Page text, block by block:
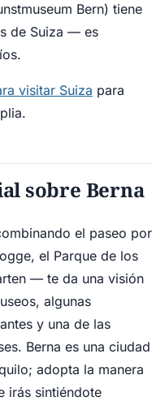
Bern) tiene
de Suiza — es
visitar Suiza para
sobre Berna
el paseo por
el Parque de los
— te da una visión
algunas
y una de las
Berna es una ciudad
adopta la manera
irás sintiéndote